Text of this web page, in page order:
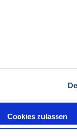
Cookies zulassen
Medcram
am Brand